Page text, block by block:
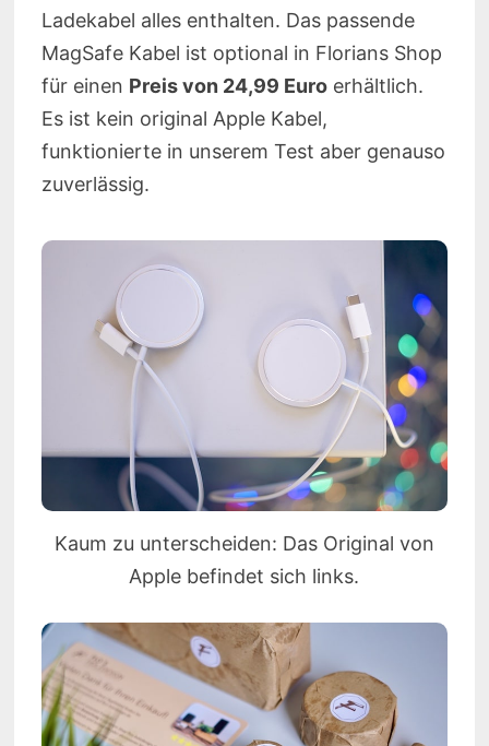
Ladekabel alles enthalten. Das passende
MagSafe Kabel ist optional in Florians Shop
für einen Preis von 24,99 Euroerhältlich.
Es ist kein original Apple Kabel,
funktionierte in unserem Test aber genauso
zuverlässig.
Kaum zu unterscheiden: Das Original von
Apple befindet sich links.